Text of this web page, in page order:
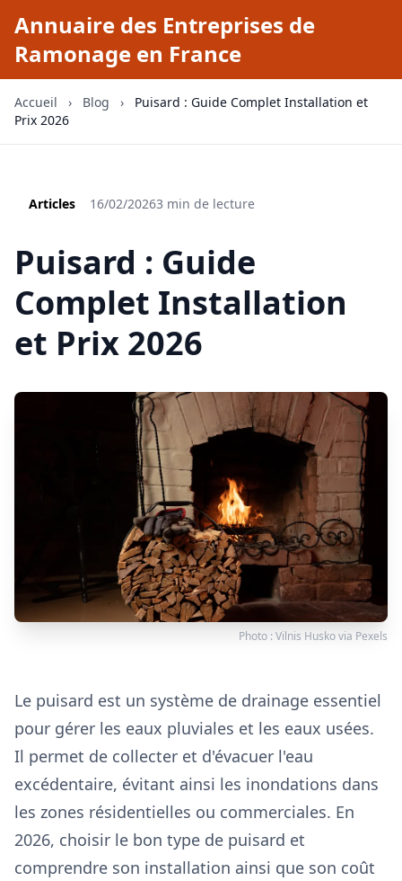
Annuaire des Entreprises de
Ramonage en France
Accueil › Blog ›
Puisard : Guide Complet Installation et
Prix 2026
Articles 16/02/20263 min de lecture
Puisard : Guide
Complet Installation
et Prix 2026
Photo :Vilnis Huskovia Pexels
Le puisard est un système de drainage essentiel
pour gérer les eaux pluviales et les eaux usées.
Il permet de collecter et d'évacuer l'eau
excédentaire, évitant ainsi les inondations dans
les zones résidentielles ou commerciales. En
2026, choisir le bon type de puisard et
comprendre son installation ainsi que son coût